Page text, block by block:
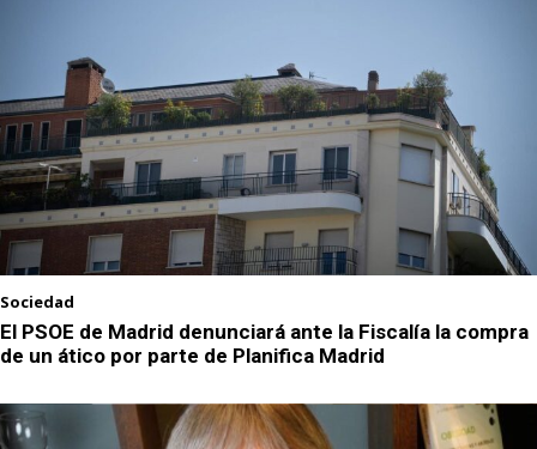
Sociedad
El PSOE de Madrid denunciará ante la Fiscalía la compra
de un ático por parte de Planifica Madrid